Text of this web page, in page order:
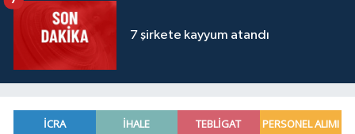
7 şirkete kayyum atandı